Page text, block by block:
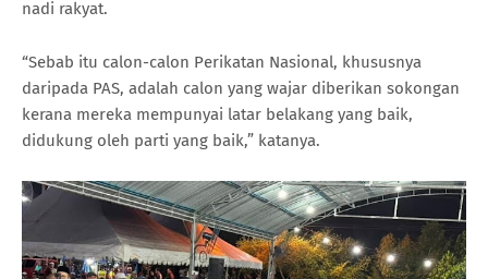
nadi rakyat.
“Sebab itu calon-calon Perikatan Nasional, khususnya
daripada PAS, adalah calon yang wajar diberikan sokongan
kerana mereka mempunyai latar belakang yang baik,
didukung oleh parti yang baik,” katanya.